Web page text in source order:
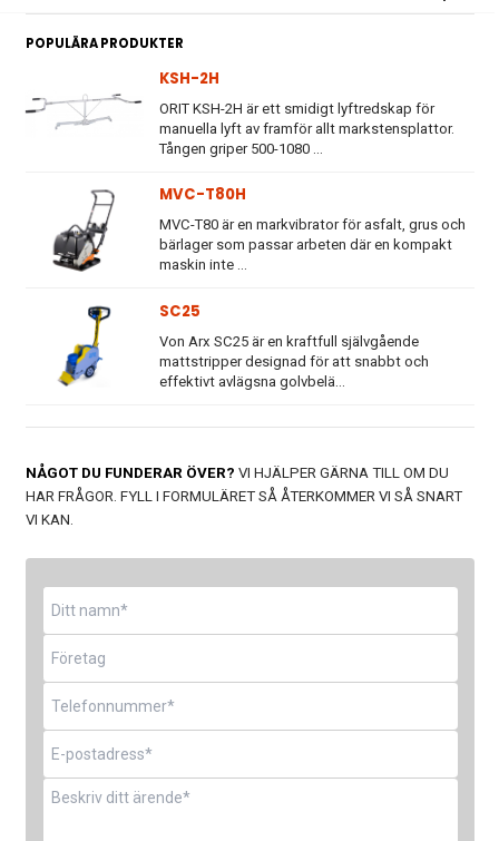
POPULÄRA PRODUKTER
KSH-2H
ORIT KSH-2H är ett smidigt lyftredskap för
manuella lyft av framför allt markstensplattor.
Tången griper 500-1080 ...
MVC-T80H
MVC-T80 är en markvibrator för asfalt, grus och
bärlager som passar arbeten där en kompakt
maskin inte ...
SC25
Von Arx SC25 är en kraftfull självgående
mattstripper designad för att snabbt och
effektivt avlägsna golvbelä...
NÅGOT DU FUNDERAR ÖVER? VI HJÄLPER GÄRNA TILL OM DU
HAR FRÅGOR. FYLL I FORMULÄRET SÅ ÅTERKOMMER VI SÅ SNART
VI KAN.
Namn
Företag
Telefon
E-
post
Meddelande